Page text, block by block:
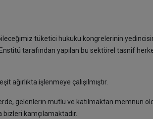
tüketici hukuku kongrelerinin
Enstitü tarafından yapılan bu sektörel tasnif
ağırlıkta işlenmeye çalışılmıştır.
gelenlerin mutlu ve katılmaktan
bizleri kamçılamaktadır.